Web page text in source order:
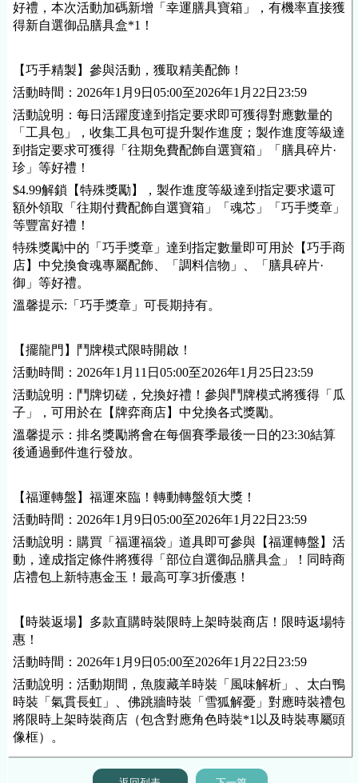
好禮，本次活動加碼新增「幸運膳具寶箱」，有機率直接獲
得新自選御品膳具盒*1！
【巧手精製】參與活動，獲取精美配飾！
活動時間：2026年1月9日05:00至2026年1月22日23:59
活動說明：每日活躍度達到指定要求即可獲得對應數量的
「工具包」，收集工具包可提升製作進度；製作進度等級達
到指定要求可獲得「往期免費配飾自選寶箱」「膳具碎片·
珍」等好禮！
$4.99解鎖【特殊獎勵】，製作進度等級達到指定要求還可
額外領取「往期付費配飾自選寶箱」「魂芯」「巧手獎章」
等豐富好禮！
特殊獎勵中的「巧手獎章」達到指定數量即可用於【巧手商
店】中兌換食魂專屬配飾、「調料信物」、「膳具碎片·
御」等好禮。
溫馨提示:「巧手獎章」可長期持有。
【擺龍門】鬥牌模式限時開啟！
活動時間：2026年1月11日05:00至2026年1月25日23:59
活動說明：鬥牌切磋，兌換好禮！參與鬥牌模式將獲得「瓜
子」，可用於在【牌弈商店】中兌換各式獎勵。
溫馨提示：排名獎勵將會在每個賽季最後一日的23:30結算
後通過郵件進行發放。
【福運轉盤】福運來臨！轉動轉盤領大獎！
活動時間：2026年1月9日05:00至2026年1月22日23:59
活動說明：購買「福運福袋」道具即可參與【福運轉盤】活
動，達成指定條件將獲得「部位自選御品膳具盒」！同時商
店禮包上新特惠金玉！最高可享3折優惠！
【時裝返場】多款直購時裝限時上架時裝商店！限時返場特
惠！
活動時間：2026年1月9日05:00至2026年1月22日23:59
活動說明：活動期間，魚腹藏羊時裝「風味解析」、太白鴨
時裝「氣貫長虹」、佛跳牆時裝「雪狐解憂」對應時裝禮包
將限時上架時裝商店（包含對應角色時裝*1以及時裝專屬頭
像框）。